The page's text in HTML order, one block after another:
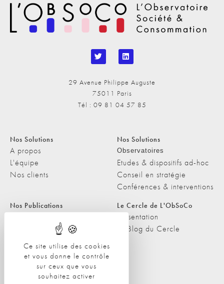
Ce site utilise des cookies
et vous donne le contrôle
sur ceux que vous
souhaitez activer
29 Avenue Philippe Auguste
75011 Paris
Tél : 09 81 04 57 85
Nos Solutions
A propos
L'équipe
Nos clients
Nos Solutions
Observatoires
Etudes & dispositifs ad-hoc
Conseil en stratégie
Conférences & interventions
Nos Publications
Les Podcasts de L'ObSoCo
L'ObSoCo dans les médias
Le Cercle de L'ObSoCo
Présentation
Le Blog du Cercle
Contacts
Nous contacter